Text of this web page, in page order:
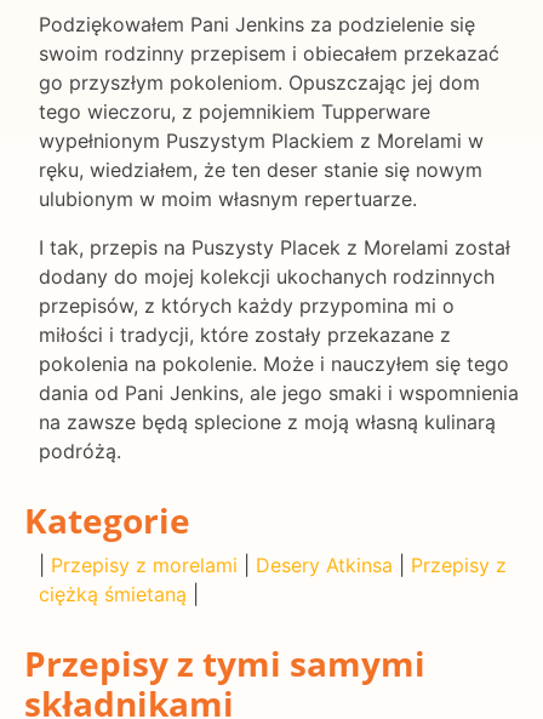
Podziękowałem Pani Jenkins za podzielenie się
swoim rodzinny przepisem i obiecałem przekazać
go przyszłym pokoleniom. Opuszczając jej dom
tego wieczoru, z pojemnikiem Tupperware
wypełnionym Puszystym Plackiem z Morelami w
ręku, wiedziałem, że ten deser stanie się nowym
ulubionym w moim własnym repertuarze.
I tak, przepis na Puszysty Placek z Morelami został
dodany do mojej kolekcji ukochanych rodzinnych
przepisów, z których każdy przypomina mi o
miłości i tradycji, które zostały przekazane z
pokolenia na pokolenie. Może i nauczyłem się tego
dania od Pani Jenkins, ale jego smaki i wspomnienia
na zawsze będą splecione z moją własną kulinarą
podróżą.
Kategorie
Przepisy z morelami Desery Atkinsa
Przepisy z
ciężką śmietaną
Przepisy z tymi samymi
składnikami